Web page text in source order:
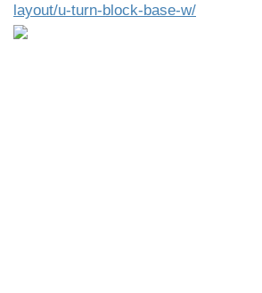
layout/u-turn-block-base-w/